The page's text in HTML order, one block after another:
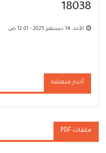
18038
الأحد, 14 ديسمبر 2025 - 12:01 ص
أخبار متعلقة
ملفات PDF